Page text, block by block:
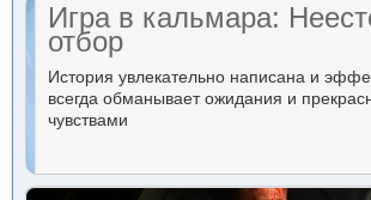
Игра в кальмара:
отбор
История увлекательно написана и
всегда обманывает ожидания и
чувствами